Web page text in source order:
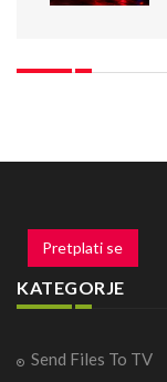
Pretplati se
KATEGORJE
Send Files To TV